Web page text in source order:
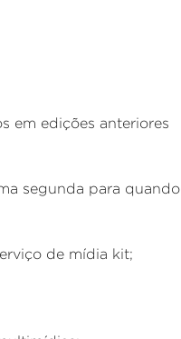
em edições anteriores
segunda para quando
de mídia kit;